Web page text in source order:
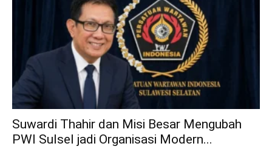
Suwardi Thahir dan Misi Besar Mengubah
PWI Sulsel jadi Organisasi Modern...